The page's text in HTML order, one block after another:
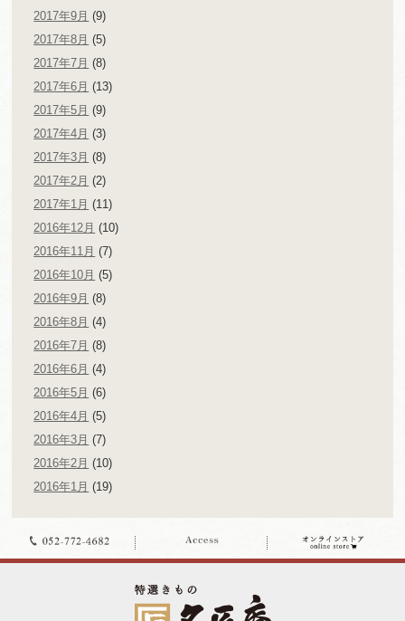
2017年9月 (9)
2017年8月 (5)
2017年7月 (8)
2017年6月 (13)
2017年5月 (9)
2017年4月 (3)
2017年3月 (8)
2017年2月 (2)
2017年1月 (11)
2016年12月 (10)
2016年11月 (7)
2016年10月 (5)
2016年9月 (8)
2016年8月 (4)
2016年7月 (8)
2016年6月 (4)
2016年5月 (6)
2016年4月 (5)
2016年3月 (7)
2016年2月 (10)
2016年1月 (19)